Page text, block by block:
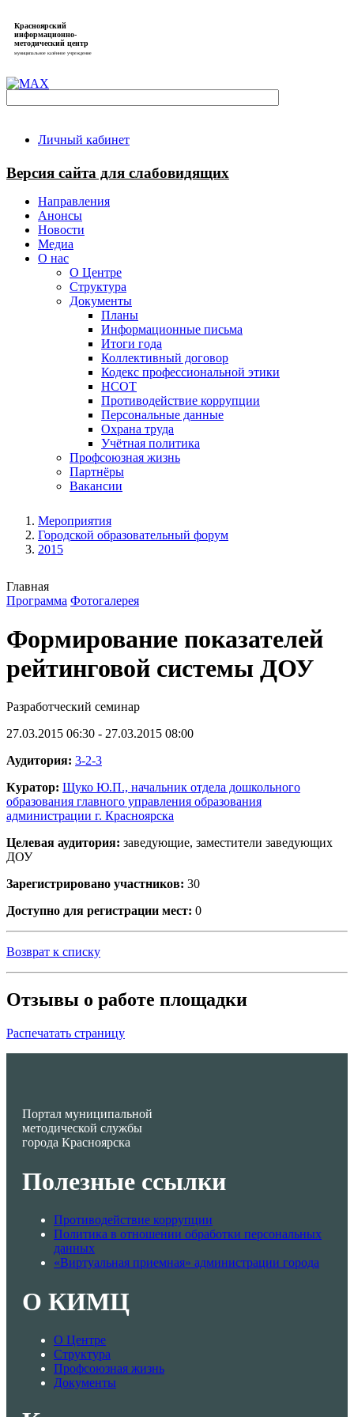
Красноярский
информационно-
методический центр
муниципальное казённое учреждение
Личный кабинет
Версия сайта для слабовидящих
Направления
Анонсы
Новости
Медиа
О нас
О Центре
Структура
Документы
Планы
Информационные письма
Итоги года
Коллективный договор
Кодекс профессиональной этики
НСОТ
Противодействие коррупции
Персональные данные
Охрана труда
Учётная политика
Профсоюзная жизнь
Партнёры
Вакансии
Мероприятия
Городской образовательный форум
2015
Главная
Программа Фотогалерея
Формирование показателей
рейтинговой системы ДОУ
Разработческий семинар
27.03.2015 06:30 - 27.03.2015 08:00
Аудитория: 3-2-3
Куратор: Щуко Ю.П., начальник отдела дошкольного
образования главного управления образования
администрации г. Красноярска
Целевая аудитория: заведующие, заместители заведующих
ДОУ
Зарегистрировано участников: 30
Доступно для регистрации мест: 0
Возврат к списку
Отзывы о работе площадки
Распечатать страницу
Портал муниципальной
методической службы
города Красноярска
Полезные ссылки
Противодействие коррупции
Политика в отношении обработки персональных
данных
«Виртуальная приемная» администрации города
О КИМЦ
О Центре
Структура
Профсоюзная жизнь
Документы